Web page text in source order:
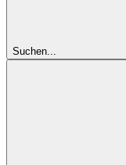
Suchen...